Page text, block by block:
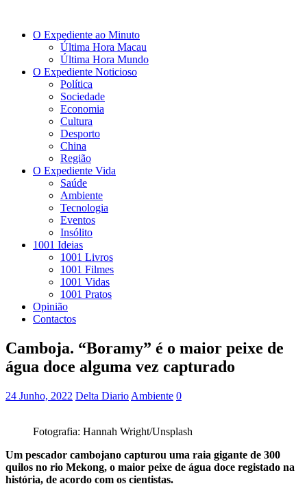
O Expediente ao Minuto
Última Hora Macau
Última Hora Mundo
O Expediente Noticioso
Política
Sociedade
Economia
Cultura
Desporto
China
Região
O Expediente Vida
Saúde
Ambiente
Tecnologia
Eventos
Insólito
1001 Ideias
1001 Livros
1001 Filmes
1001 Vidas
1001 Pratos
Opinião
Contactos
Camboja. “Boramy” é o maior peixe de
água doce alguma vez capturado
24 Junho, 2022 Delta Diario Ambiente 0
Fotografia: Hannah Wright/Unsplash
Um pescador cambojano capturou uma raia gigante de 300
quilos no rio Mekong, o maior peixe de água doce registado na
história, de acordo com os cientistas.